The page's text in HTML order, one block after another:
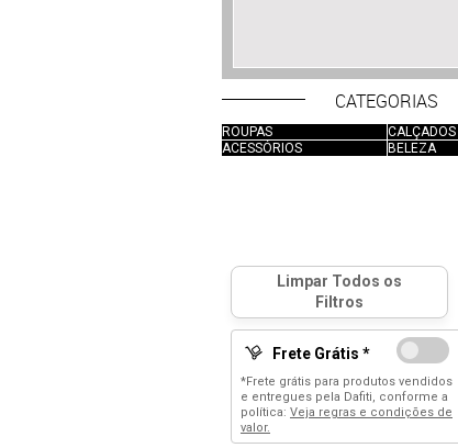
CATEGORIAS
ROUPAS
CALÇADOS
ACESSÓRIOS
BELEZA
Frete Grátis *
*Frete grátis para produtos vendidos
e entregues pela Dafiti, conforme a
política: Veja regras e condições de
valor.